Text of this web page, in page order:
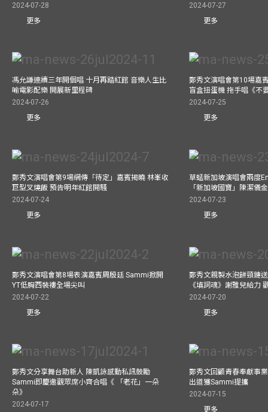
2024-07-28
更多
2024-07-27
更多
馮允謙連續三年開個唱 十月再踏紅館 音樂人生比
喻電影配樂 開展新里程碑
2024-07-26
更多
鄭秀文演唱會第10場嘉
盲盒扭蛋機 拖手唱《不
2024-07-25
更多
鄭秀文演唱會第9場網傳「待定」嘉賓揭曉 林峯收
巨型叉燒飯 預告明年紅館開騷
2024-07-24
更多
草蜢新加坡演唱會兩度
「新加坡國寶」陳潔儀
2024-07-23
更多
鄭秀文演唱會第8場表演嘉賓周殷廷 Sammi掀開
YT低胸西裝褸全場尖叫
2024-07-22
更多
鄭秀文親製水泡餅頸鏈
《填詞魂》謝雅兒給力
2024-07-20
更多
鄭秀文分享舞台助新人 陳凱詠感動私訊鼓勵
Sammi即慶邀觀眾席小齊合唱《 「老花」一朵
朵》
2024-07-17
鄭秀文回顧青春奉獻事
出道獲Sammi提攜
2024-07-15
更多